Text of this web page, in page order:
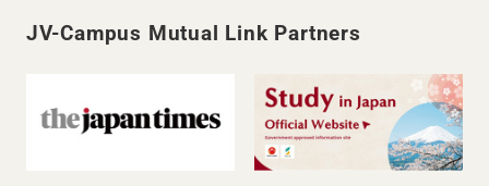
JV-Campus Mutual Link Partners